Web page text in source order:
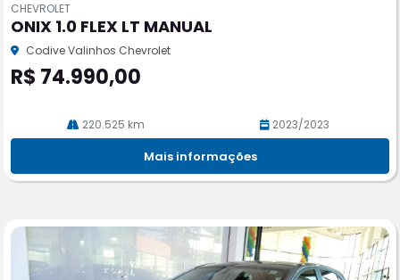
pa
rtil
he
CHEVROLET
ONIX 1.0 FLEX LT MANUAL
Codive Valinhos Chevrolet
R$ 74.990,00
220.525 km 2023/2023
Mais informações